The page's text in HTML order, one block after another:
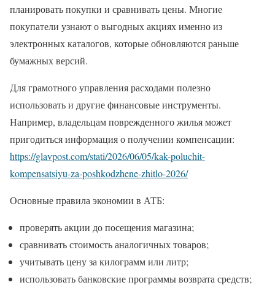
планировать покупки и сравнивать цены. Многие
покупатели узнают о выгодных акциях именно из
электронных каталогов, которые обновляются раньше
бумажных версий.
Для грамотного управления расходами полезно
использовать и другие финансовые инструменты.
Например, владельцам поврежденного жилья может
пригодиться информация о получении компенсации:
https://glavpost.com/stati/2026/06/05/kak-poluchit-
kompensatsiyu-za-poshkodzhene-zhitlo-2026/
Основные правила экономии в АТБ:
проверять акции до посещения магазина;
сравнивать стоимость аналогичных товаров;
учитывать цену за килограмм или литр;
использовать банковские программы возврата средств;